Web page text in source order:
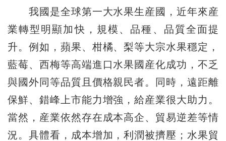
我國是全球第一大水果生産國，近年來産
業轉型明顯加快，規模、品種、品質全面提
升。例如，蘋果、柑橘、梨等大宗水果穩定，
藍莓、西梅等高端進口水果國産化成功，不乏
與國外同等品質且價格親民者。同時，遠距離
保鮮、錯峰上市能力增強，給産業很大助力。
當然，産業依然存在成本高企、貿易逆差等情
況。具體看，成本增加，利潤被擠壓；水果貿